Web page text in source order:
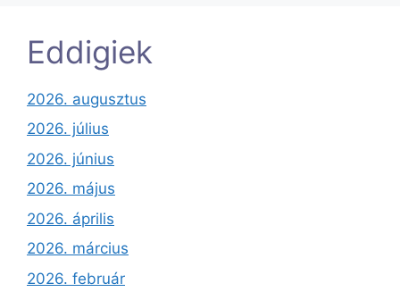
Eddigiek
2026. augusztus
2026. július
2026. június
2026. május
2026. április
2026. március
2026. február